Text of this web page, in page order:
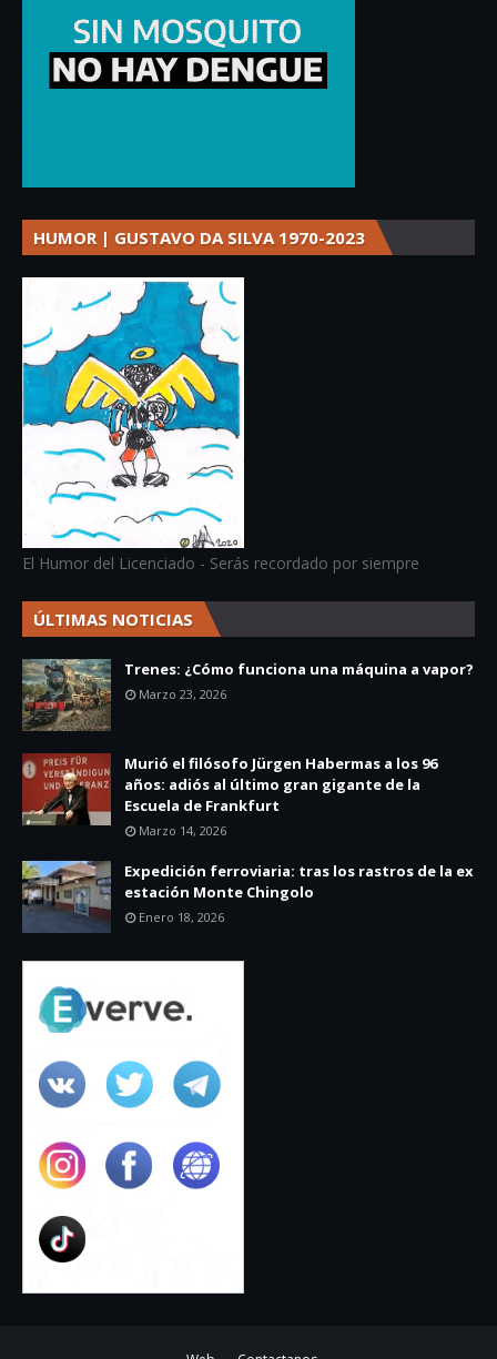
HUMOR | GUSTAVO DA SILVA 1970-2023
El Humor del Licenciado - Serás recordado por siempre
ÚLTIMAS NOTICIAS
Trenes: ¿Cómo funciona una máquina a vapor?
Marzo 23, 2026
Murió el filósofo Jürgen Habermas a los 96
años: adiós al último gran gigante de la
Escuela de Frankfurt
Marzo 14, 2026
Expedición ferroviaria: tras los rastros de la ex
estación Monte Chingolo
Enero 18, 2026